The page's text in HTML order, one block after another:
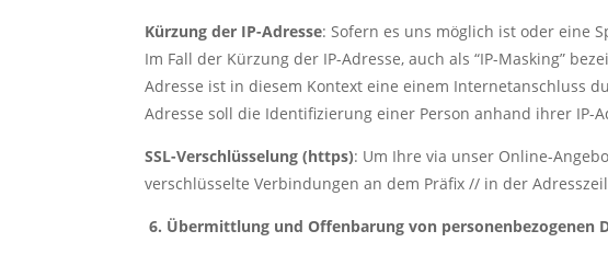
Kürzung der IP-Adresse: Sofern es uns möglich ist oder eine
Im Fall der Kürzung der IP-Adresse, auch als “IP-Masking”
Adresse ist in diesem Kontext eine einem Internetanschluss
Adresse soll die Identifizierung einer Person anhand ihrer
SSL-Verschlüsselung (https): Um Ihre via unser Online-
verschlüsselte Verbindungen an dem Präfix // in der
6. Übermittlung und Offenbarung von personenbezogenen